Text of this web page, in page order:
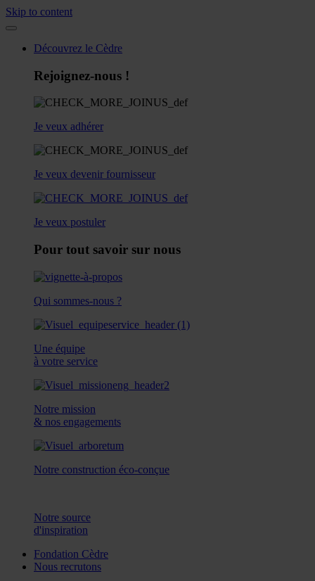
Skip to content
Découvrez le Cèdre
Rejoignez-nous !
Je veux adhérer
Je veux devenir fournisseur
Je veux postuler
Pour tout savoir sur nous
Qui sommes-nous ?
Une équipe
à votre service
Notre mission
& nos engagements
Notre construction éco-conçue
Notre source
d'inspiration
Fondation Cèdre
Nous recrutons